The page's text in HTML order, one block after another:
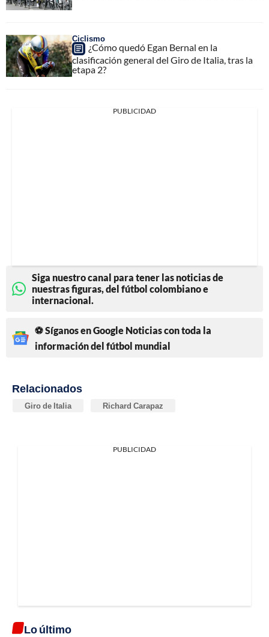
Ciclismo
¿Cómo quedó Egan Bernal en la
clasificación general del Giro de Italia, tras la
etapa 2?
PUBLICIDAD
Siga nuestro canal para tener las noticias de
nuestras figuras, del fútbol colombiano e
internacional.
⚽ Síganos en Google Noticias con toda la
información del fútbol mundial
Relacionados
Giro de Italia Richard Carapaz
PUBLICIDAD
Lo último